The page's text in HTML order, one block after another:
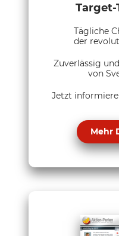
Target-
Tägliche
der
Zuverlässig
von
Jetzt
Mehr